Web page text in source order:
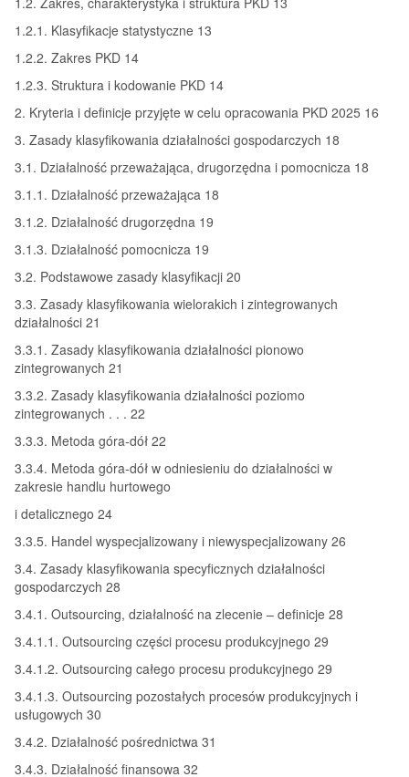
1.2.1. Klasyfikacje statystyczne 13
1.2.2. Zakres PKD 14
1.2.3. Struktura i kodowanie PKD 14
2. Kryteria i definicje przyjęte w celu opracowania PKD 2025 16
3. Zasady klasyfikowania działalności gospodarczych 18
3.1. Działalność przeważająca, drugorzędna i pomocnicza 18
3.1.1. Działalność przeważająca 18
3.1.2. Działalność drugorzędna 19
3.1.3. Działalność pomocnicza 19
3.2. Podstawowe zasady klasyfikacji 20
3.3. Zasady klasyfikowania wielorakich i zintegrowanych
działalności 21
3.3.1. Zasady klasyfikowania działalności pionowo
zintegrowanych 21
3.3.2. Zasady klasyfikowania działalności poziomo
zintegrowanych . . . 22
3.3.3. Metoda góra-dół 22
3.3.4. Metoda góra-dół w odniesieniu do działalności w
zakresie handlu hurtowego
i detalicznego 24
3.3.5. Handel wyspecjalizowany i niewyspecjalizowany 26
3.4. Zasady klasyfikowania specyficznych działalności
gospodarczych 28
3.4.1. Outsourcing, działalność na zlecenie – definicje 28
3.4.1.1. Outsourcing części procesu produkcyjnego 29
3.4.1.2. Outsourcing całego procesu produkcyjnego 29
3.4.1.3. Outsourcing pozostałych procesów produkcyjnych i
usługowych 30
3.4.2. Działalność pośrednictwa 31
3.4.3. Działalność finansowa 32